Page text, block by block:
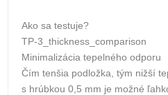
Ako sa testuje?
TP-3_thickness_comparison
Minimalizácia tepelného odporu
Čím tenšia podložka, tým nižší
s hrúbkou 0,5 mm je možné